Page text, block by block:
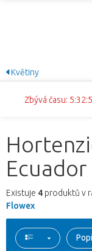
Květiny
Zbývá času:
Existuje 4 produktů v
Flowex